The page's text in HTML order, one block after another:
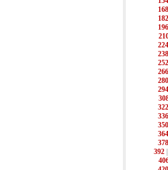
168
182
196
224
238
252
266
280
294
322
336
350
364
378
392